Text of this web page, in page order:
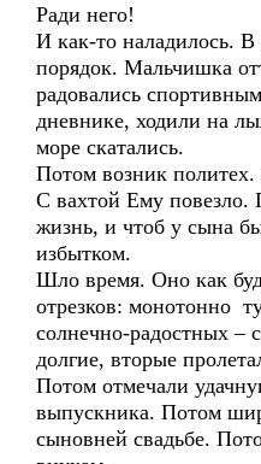
Ради него!
И как-то наладилось.
порядок. Мальчишка
радовались
дневнике, ходили на
море скатались.
Потом возник политех.
С вахтой Ему повезло.
жизнь, и чтоб у сына
избытком.
Шло время. Оно как
отрезков: монотонно
солнечно-радостных –
долгие, вторые
Потом отмечали
выпускника. Потом
сыновней свадьбе.